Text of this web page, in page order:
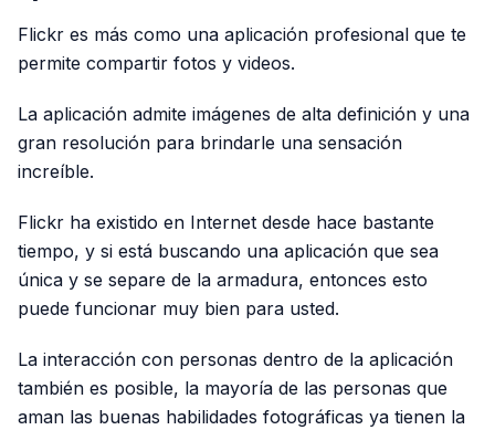
Flickr es más como una aplicación profesional que te
permite compartir fotos y videos.
La aplicación admite imágenes de alta definición y una
gran resolución para brindarle una sensación
increíble.
Flickr ha existido en Internet desde hace bastante
tiempo, y si está buscando una aplicación que sea
única y se separe de la armadura, entonces esto
puede funcionar muy bien para usted.
La interacción con personas dentro de la aplicación
también es posible, la mayoría de las personas que
aman las buenas habilidades fotográficas ya tienen la